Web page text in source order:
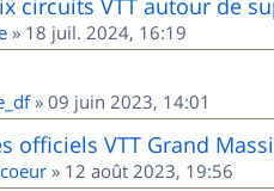
» 18 juil. 2024, 16:19
» 09 juin 2023, 14:01
officiels VTT Grand
» 12 août 2023, 19:56